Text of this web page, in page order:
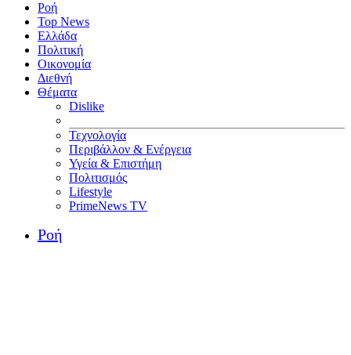
Ροή
Top News
Ελλάδα
Πολιτική
Οικονομία
Διεθνή
Θέματα
Dislike
Τεχνολογία
Περιβάλλον & Ενέργεια
Υγεία & Επιστήμη
Πολιτισμός
Lifestyle
PrimeNews TV
Ροή